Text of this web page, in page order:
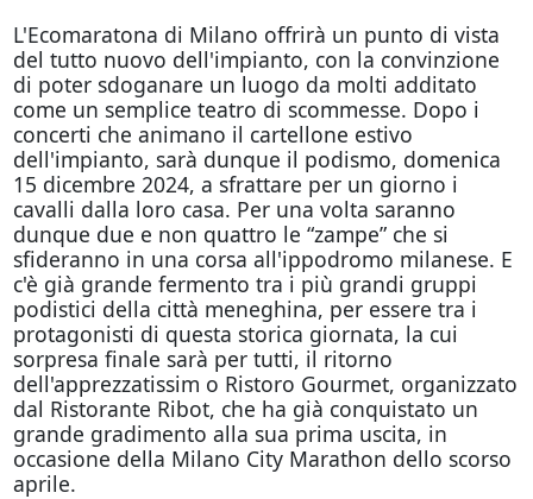
L'Ecomaratona di Milano offrirà un punto di vista
del tutto nuovo dell'impianto, con la convinzione
di poter sdoganare un luogo da molti additato
come un semplice teatro di scommesse. Dopo i
concerti che animano il cartellone estivo
dell'impianto, sarà dunque il podismo, domenica
15 dicembre 2024, a sfrattare per un giorno i
cavalli dalla loro casa. Per una volta saranno
dunque due e non quattro le “zampe” che si
sfideranno in una corsa all'ippodromo milanese. E
c'è già grande fermento tra i più grandi gruppi
podistici della città meneghina, per essere tra i
protagonisti di questa storica giornata, la cui
sorpresa finale sarà per tutti, il ritorno
dell'apprezzatissim o Ristoro Gourmet, organizzato
dal Ristorante Ribot, che ha già conquistato un
grande gradimento alla sua prima uscita, in
occasione della Milano City Marathon dello scorso
aprile.